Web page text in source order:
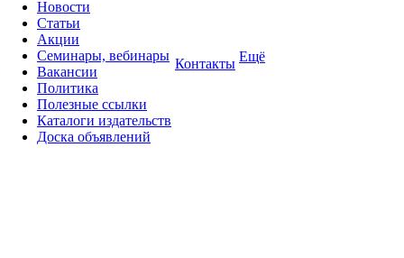
Новости
Статьи
Акции
Семинары, вебинары
Вакансии
Политика
Полезные ссылки
Каталоги издательств
Доска объявлений
Контакты Ещё